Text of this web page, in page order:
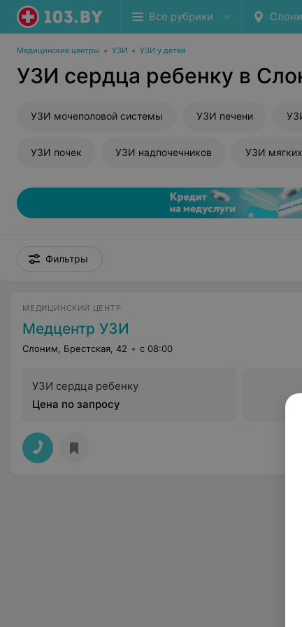
Все рубрики
Медицинские центры • УЗИ • УЗИ у детей
УЗИ сердца ребенку в
УЗИ мочеполовой системы УЗИ печени
УЗИ почек УЗИ надпочечников УЗИ
Фильтры
МЕДИЦИНСКИЙ ЦЕНТР
Медцентр УЗИ
Слоним, Брестская, 42 с 08:00
УЗИ сердца ребенку
Цена по запросу